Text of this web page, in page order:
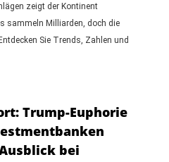
zeigt der Kontinent
sammeln Milliarden, doch die
Sie Trends, Zahlen und
Trump-Euphorie
bei